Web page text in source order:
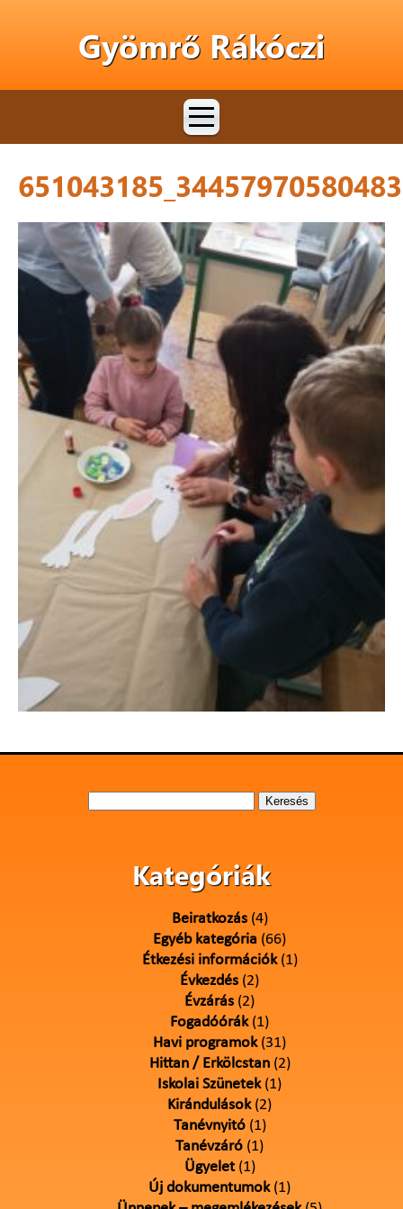
Gyömrő Rákóczi
Kategóriák
Beiratkozás(4)
Egyéb kategória (66)
Étkezési információk(1)
Évkezdés (2)
Évzárás (2)
Fogadóórák(1)
Havi programok(31)
Hittan / Erkölcstan(2)
Iskolai Szünetek(1)
Kirándulások(2)
Tanévnyitó(1)
Tanévzáró (1)
Ügyelet(1)
Új dokumentumok(1)